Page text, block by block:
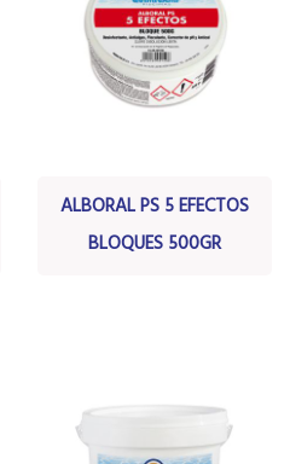
ALBORAL PS 5 EFECTOS
BLOQUES 500GR